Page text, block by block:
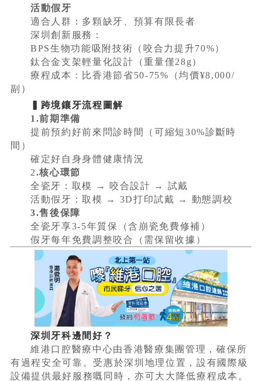
活動假牙
適合人群：多顆缺牙、預算有限長者
深圳創新服務：
BPS生物功能吸附技術（咬合力提升70%）
鈦合金支架輕量化設計（重量僅28g）
療程成本：比香港節省50-75%（均價¥8,000/
副）
▍跨境鑲牙流程圖解
1.前期準備
提前預約好前來問診時間（可縮短30%診斷時
間）
確定好自身身體健康情況
2.核心環節
全瓷牙：取模 → 咬合設計 → 試戴
活動假牙：取模 → 3D打印試戴 → 動態調校
3.售後保障
全瓷牙享3-5年質保（含崩瓷免費修補）
假牙每年免費調整咬合（需保留收據）
深圳牙科邊間好？
維港口腔醫療中心由香港醫療集團管理，確保所
有過程安全可靠。受惠於深圳地理位置，設有國際級
設備提供最好服務嘅同時，亦可大大降低療程成本。